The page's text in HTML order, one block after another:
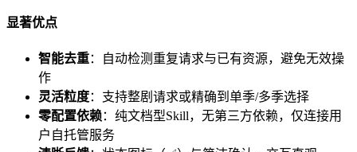
显著优点
智能去重：自动检测重复请求与已有资源，避免无效操
作
灵活粒度：支持整剧请求或精确到单季/多季选择
零配置依赖：纯文档型Skill，无第三方依赖，仅连接用
户自托管服务